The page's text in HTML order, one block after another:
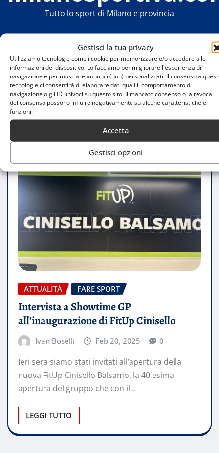
Gestisci la tua privacy
Utilizziamo tecnologie come i cookie per memorizzare e/o accedere alle
informazioni del dispositivo. Lo facciamo per migliorare l'esperienza di
navigazione e per mostrare annunci (non) personalizzati. Il consenso a
tecnologie ci consentirà di elaborare dati quali il comportamento di
navigazione o gli ID univoci su questo sito. Il mancato consenso o la revoca
del consenso possono influire negativamente su alcune caratteristiche e
funzioni.
Accetta
Gestisci opzioni
Tutto lo sport di Milano e provincia
Home
Intervista a Showtime GP all’inaugurazione di
FitUp Cinisello
ATTUALITÀ FARE SPORT
Intervista a Showtime GP
all’inaugurazione di FitUp Cinisello
Ivan Boselli Feb 20, 2025 0
Ieri sera siamo stati invitati all’apertura della
nuova FitUp Cinisello Balsamo, la 40 esima
apertura del gruppo che con il…
LEGGI TUTTO